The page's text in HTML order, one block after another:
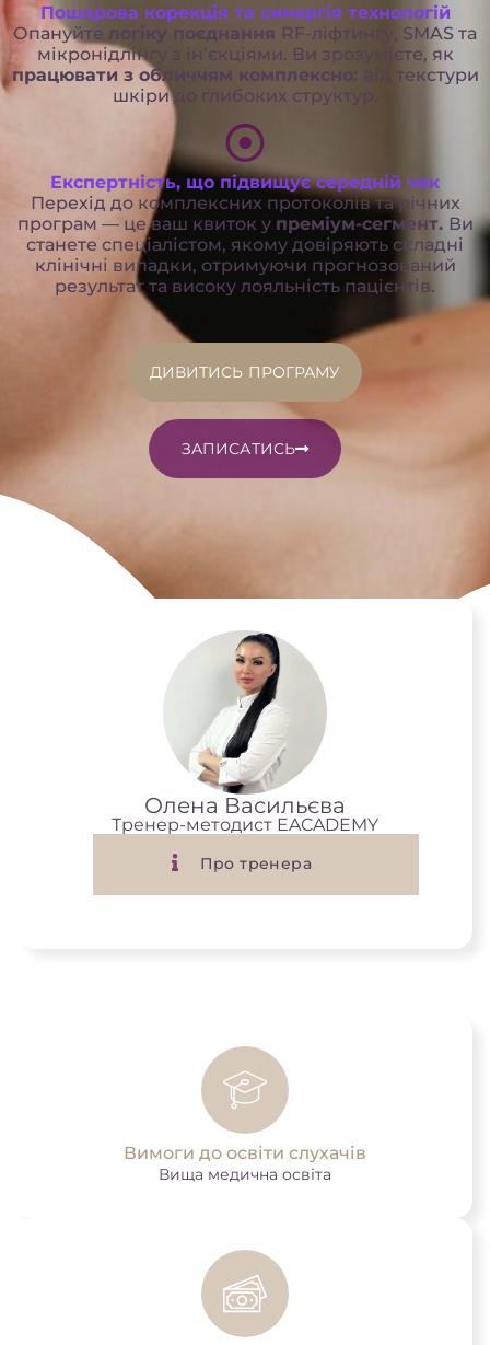
Пошарова корекція та синергія технологій
Опануйте логіку поєднання RF-ліфтингу, SMAS та
мікронідлінгу з ін’єкціями. Ви зрозумієте, як
працювати з обличчям комплексно:
від текстури
шкіри до глибоких структур.
Експертність, що підвищує середній чек
Перехід до комплексних протоколів та річних
програм — це ваш квиток у преміум-сегмент. Ви
станете спеціалістом, якому довіряють складні
клінічні випадки, отримуючи прогнозований
результат та високу лояльність пацієнтів.
ДИВИТИСЬ ПРОГРАМУ
ЗАПИСАТИСЬ
Олена Васильєва
Тренер-методист EACADEMY
Про тренера
Вимоги до освіти слухачів
Вища медична освіта